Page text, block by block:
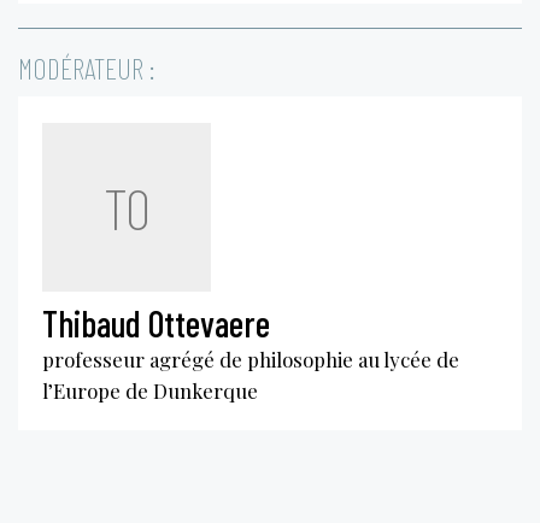
MODÉRATEUR :
TO
Thibaud Ottevaere
professeur agrégé de philosophie au lycée de
l’Europe de Dunkerque